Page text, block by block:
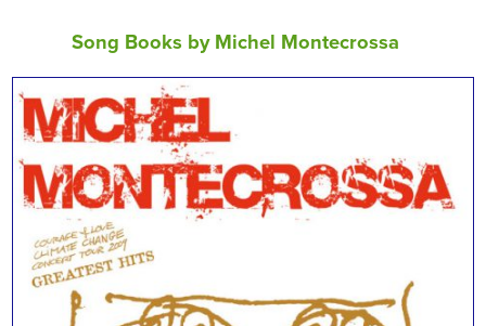
Song Books by Michel Montecrossa